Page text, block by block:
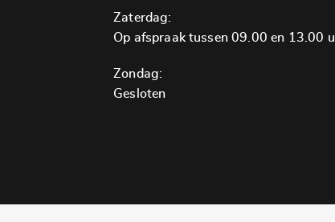
Zaterdag:
Op afspraak tussen 09.00 en 13.00
Zondag:
Gesloten